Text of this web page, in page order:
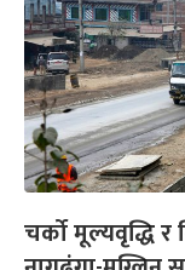
चर्को मूल्यवृद्धि र